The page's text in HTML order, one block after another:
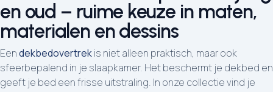
en oud – ruime keuze in maten,
materialen en dessins
Eendekbedovertrekis niet alleen praktisch, maar ook
sfeerbepalend in je slaapkamer. Het beschermt je dekbed en
geeft je bed een frisse uitstraling. In onze collectie vind je